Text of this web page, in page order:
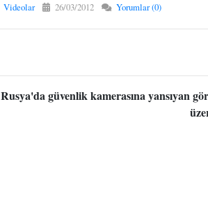
Videolar 26/03/2012 Yorumlar (0)
Rusya'da güvenlik kamerasına yansıyan